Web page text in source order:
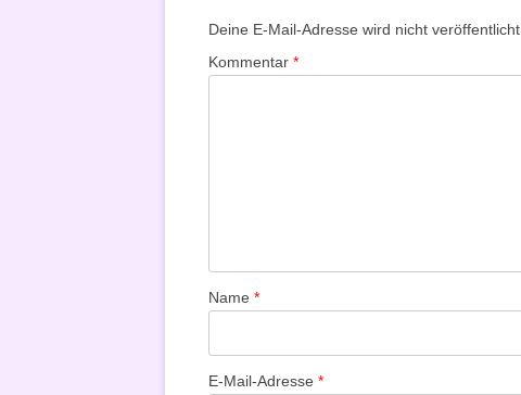
Deine E-Mail-Adresse wird nicht veröffentlicht.
Kommentar *
Name *
E-Mail-Adresse *